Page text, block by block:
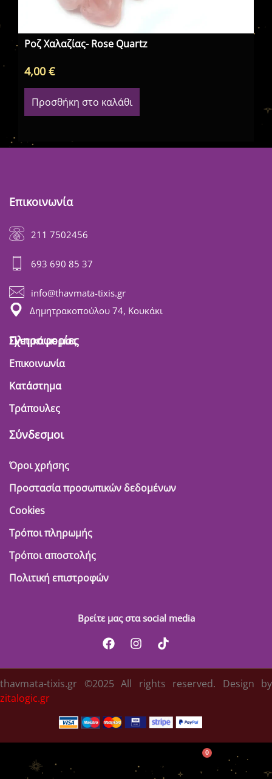
Λογαριασμός
0
Ροζ Χαλαζίας- Rose Quartz
4,00€
Προσθήκη στο καλάθι
Επικοινωνία
211 7502456
693 690 85 37
info@thavmata-tixis.gr
Δημητρακοπούλου 74, Κουκάκι
Πληροφορίες
Σχετικά με μας
Επικοινωνία
Κατάστημα
Τράπουλες
Σύνδεσμοι
Όροι χρήσης
Προστασία προσωπικών δεδομένων
Cookies
Τρόποι πληρωμής
Τρόποι αποστολής
Πολιτική επιστροφών
Βρείτε μας στα social media
thavmata-tixis.gr ©2025 All rights reserved. Design by
zitalogic.gr